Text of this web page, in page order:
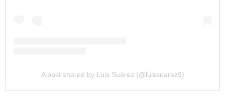
A post shared by Luis Suárez (@luissuarez9)